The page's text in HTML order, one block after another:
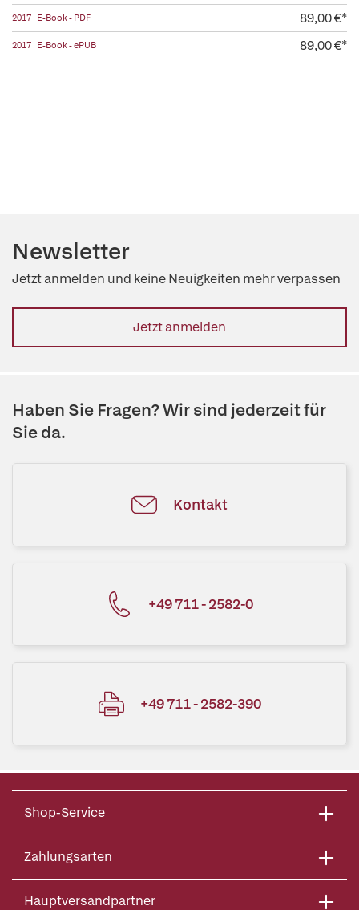
2017 | E-Book - PDF 89,00 €*
2017 | E-Book - ePUB 89,00 €*
Newsletter
Jetzt anmelden und keine Neuigkeiten mehr verpassen
Jetzt anmelden
Haben Sie Fragen? Wir sind jederzeit für
Sie da.
Kontakt
+49 711 - 2582-0
+49 711 - 2582-390
Shop-Service
Zahlungsarten
Hauptversandpartner